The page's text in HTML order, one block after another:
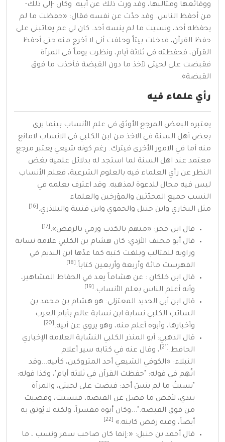
ووقائعها ومثالبها، وقد ورث ذلك عن أبيه. وكان -إلى ذلك-
من أحفظ الناس. وقد حدّث عن نفسه فقال: «حفظت ما لم
يحفظه أحد، ونسيت ما لم ينسه أحد. كان لي عم يعاتبني على
حفظ القرآن، فدخلت بيتاً وحلفت أني لا أخرج منه حتى أحفظ
القرآن، فحفظته في ثلاثة أيام، ونظرت يوماً في المرآة
فقبضت على لحيتي لآخذ ما دون القبضة فأخذت ما فوق
القبضة».
رأي علماء فيه
يعتبره البعض المرجع الأوثق في علم الأنساب بينما يرى
بعض أهل السنة في الاخذ من ابن الكلبي في الانساب لامانع
منه أما في الامور الأخرى فيترك. رغم كونه شيعي يعتبر مرجع
معتمد عند اهل السنة لما استجد له بدلائل علمية بغض
النظر عن رأي العلماء فيه بالعلوم الشرعية، فعلم الأنساب
ليس فيه مجال للدعوة لمذهبه. وقد اعترف بعلمه في
النسب جميع المحدّثين والمؤرخين والعلماء
مثل البخاري وابن حنبل والحموي وابن قتيبة والبلاذري.
قال ابن حجر:
«متهم بالكذب ورمي بالرفض»
.
قال أبو مخنف الأزدي: كان هشام بن الكلبي علامة نسابة
وراوية للمثالب وبلغت كتبه كما عدّها ابن النديم في
الفهرست مائة وأربعة وأربعين كتاباً.
قال ابن خلكان : عن هشاماً يعد في الحفاظ المشاهير،
وأنه أعلم الناس بعلم الأنساب.
قال ابن أبي الحديد المعتزلي: هو هشام بن محمد بن
السائب الكلبي نسابة ابن نسابة عالم بأيام العرب
وأخبارها، وأبوه أعلم منه، وهو يروي عن أبيه.
قال الذهبي: أبو المنذر الكلبي النسّابة العلامة الإخباري
الحافظ.
، وقال عنه في كتابه سير أعلام
النبلاء:
«الكوفي الشيعي أحد المتروكين، كأبيه...وقد
اتُهِم في قوله: "حفظت القرآن في ثلاثة أيام"، وكذا قوله:
"نسيتُ ما لم ينسَ أحد: قبضت على لحيتي، والمرآة
بيدي، لأقص ما فضل عن القبضة، فنسيت، وقصيت
من فوق القبضة."...وكان أبوه مفسراً، ولكنه لا يُوثق به
أيضاً، وفيه رفض كابنه.»
قال أحمد بن حنبل:
«:إنما كان صاحب سمر ونسب ، ما